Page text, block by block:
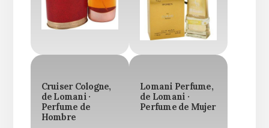
Cruiser Cologne,
de Lomani ·
Perfume de
Hombre
Lomani Perfume,
de Lomani ·
Perfume de Mujer